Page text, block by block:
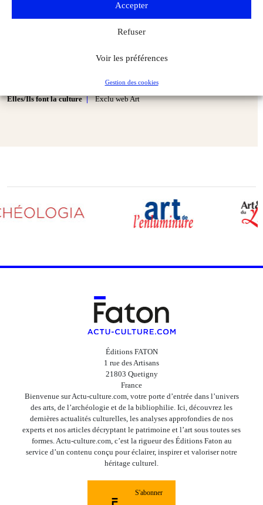
Accepter
Refuser
Voir les préférences
Gestion des cookies
Elles/Ils font la culture Exclu web Art
Éditions FATON
1 rue des Artisans
21803 Quetigny
France
Bienvenue sur Actu-culture.com, votre porte d’entrée dans l’univers
des arts, de l’archéologie et de la bibliophilie. Ici, découvrez les
dernières actualités culturelles, les analyses approfondies de nos
experts et nos articles décryptant le patrimoine et l’art sous toutes ses
formes. Actu-culture.com, c’est la rigueur des Éditions Faton au
service d’un contenu conçu pour éclairer, inspirer et valoriser notre
héritage culturel.
S'abonner